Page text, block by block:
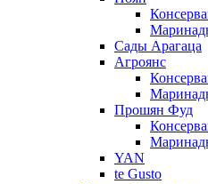
Сады Арагаца
Агроянс
Прошян Фуд
YAN
te Gusto